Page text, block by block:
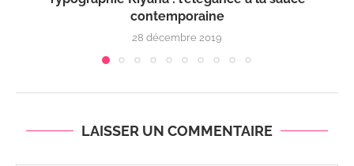
contemporaine
28 décembre 2019
LAISSER UN COMMENTAIRE